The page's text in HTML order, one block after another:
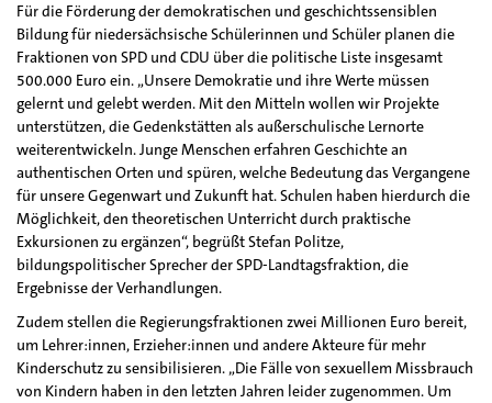
Für die Förderung der demokratischen und geschichtssensiblen
Bildung für niedersächsische Schülerinnen und Schüler planen die
Fraktionen von SPD und CDU über die politische Liste insgesamt
500.000 Euro ein. „Unsere Demokratie und ihre Werte müssen
gelernt und gelebt werden. Mit den Mitteln wollen wir Projekte
unterstützen, die Gedenkstätten als außerschulische Lernorte
weiterentwickeln. Junge Menschen erfahren Geschichte an
authentischen Orten und spüren, welche Bedeutung das Vergangene
für unsere Gegenwart und Zukunft hat. Schulen haben hierdurch die
Möglichkeit, den theoretischen Unterricht durch praktische
Exkursionen zu ergänzen“, begrüßt Stefan Politze,
bildungspolitischer Sprecher der SPD-Landtagsfraktion, die
Ergebnisse der Verhandlungen.
Zudem stellen die Regierungsfraktionen zwei Millionen Euro bereit,
um Lehrer:innen, Erzieher:innen und andere Akteure für mehr
Kinderschutz zu sensibilisieren. „Die Fälle von sexuellem Missbrauch
von Kindern haben in den letzten Jahren leider zugenommen. Um